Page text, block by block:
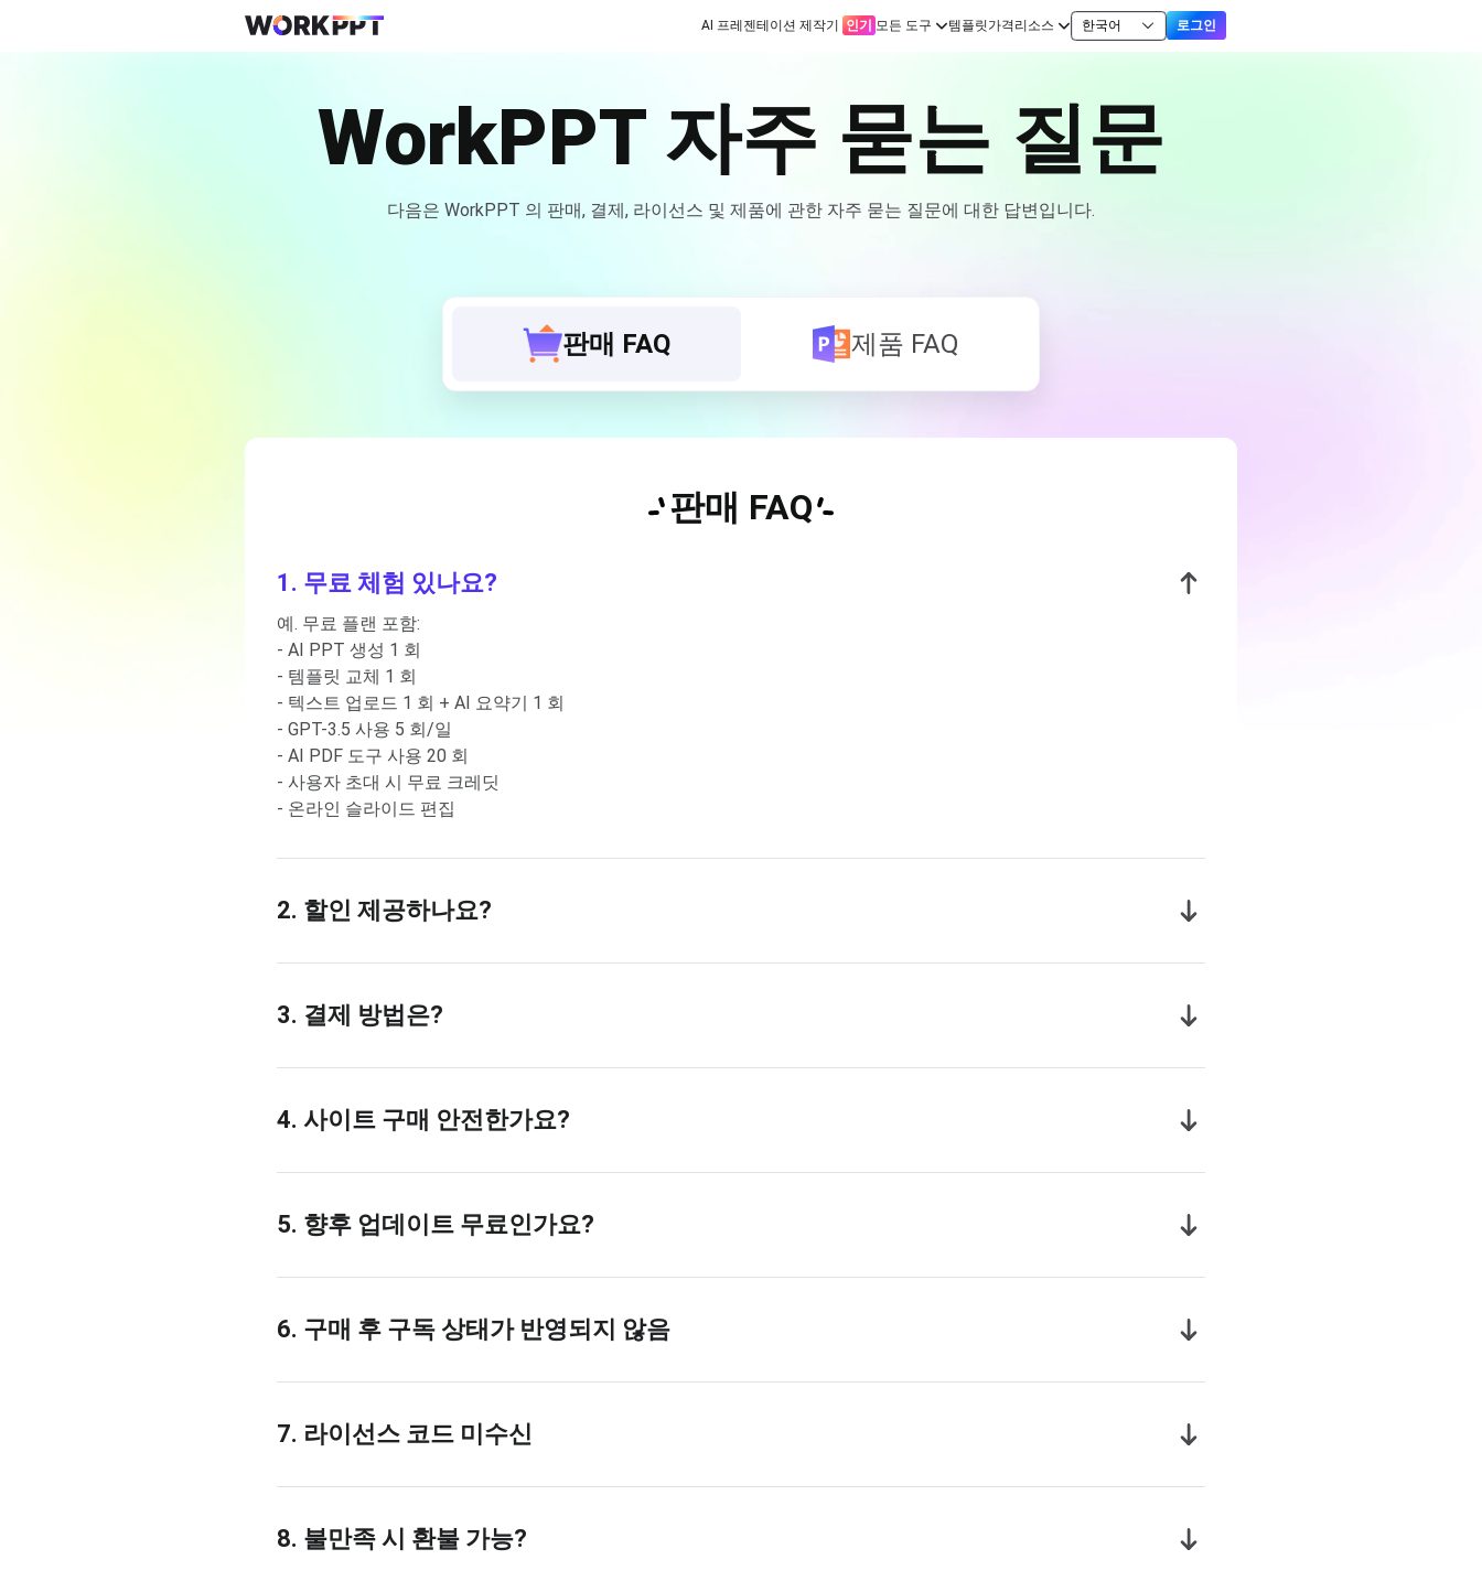
AI 프레젠테이션 제작기 인기 모든 도구 템플릿가격 리소스 한국어 로그인
WorkPPT 자주 묻는 질문
다음은 WorkPPT 의 판매, 결제, 라이선스 및 제품에 관한 자주 묻는 질문에 대한 답변입니다.
판매 FAQ 제품 FAQ
판매 FAQ
1. 무료 체험 있나요?
예. 무료 플랜 포함:
- AI PPT 생성 1 회
- 템플릿 교체 1 회
- 텍스트 업로드 1 회 + AI 요약기 1 회
- GPT-3.5 사용 5 회/일
- AI PDF 도구 사용 20 회
- 사용자 초대 시 무료 크레딧
- 온라인 슬라이드 편집
2. 할인 제공하나요?
3. 결제 방법은?
4. 사이트 구매 안전한가요?
5. 향후 업데이트 무료인가요?
6. 구매 후 구독 상태가 반영되지 않음
7. 라이선스 코드 미수신
8. 불만족 시 환불 가능?